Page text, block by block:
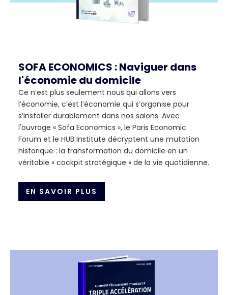
SOFA ECONOMICS : Naviguer dans
l'économie du domicile
Ce n’est plus seulement nous qui allons vers
l’économie, c’est l’économie qui s’organise pour
s’installer durablement dans nos salons. Avec
l'ouvrage « Sofa Economics », le Paris Economic
Forum et le HUB Institute décryptent une mutation
historique : la transformation du domicile en un
véritable « cockpit stratégique » de la vie quotidienne.
EN SAVOIR PLUS